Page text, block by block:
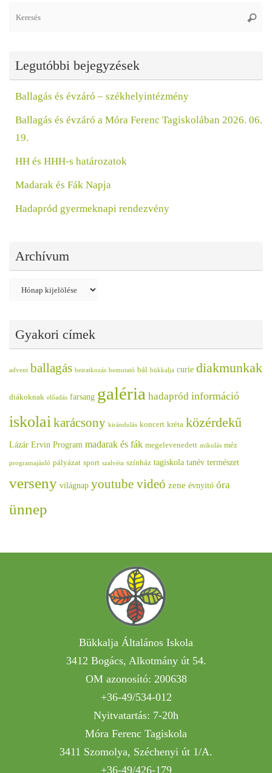
Legutóbbi bejegyzések
Ballagás és évzáró – székhelyintézmény
Ballagás és évzáró a Móra Ferenc Tagiskolában 2026. 06.
19.
HH és HHH-s határozatok
Madarak és Fák Napja
Hadapród gyermeknapi rendezvény
Archívum
Archívum
Gyakori címek
advent ballagás beiratkozás bemutató bál bükkalja curie diakmunkak
diákoknak előadás farsang galéria hadapród információ
iskolaikarácsony kirándulás koncert kréta közérdekű
Lázár Ervin Program madarak és fák megelevenedett mikulás méz
programajánló pályázat sport szalvéta színház tagiskola tanév természet
verseny világnap youtube videó zene évnyitó óra
ünnep
Bükkalja Általános Iskola
3412 Bogács, Alkotmány út 54.
OM azonosító: 200638
+36-49/534-012
Nyitvatartás: 7-20h
Móra Ferenc Tagiskola
3411 Szomolya, Széchenyi út 1/A.
+36-49/426-179